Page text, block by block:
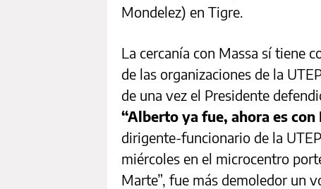
Mondelez) en Tigre.
La cercanía con Massa sí tiene
de las organizaciones de la
de una vez el Presidente
“Alberto ya fue, ahora es con
dirigente-funcionario de la
miércoles en el microcentro
Marte”, fue más demoledor un